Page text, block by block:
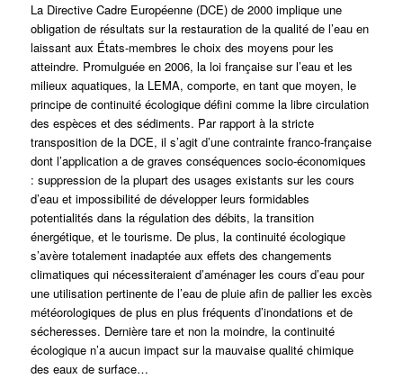
La Directive Cadre Européenne (DCE) de 2000 implique une
obligation de résultats sur la restauration de la qualité de l’eau en
laissant aux États-membres le choix des moyens pour les
atteindre. Promulguée en 2006, la loi française sur l’eau et les
milieux aquatiques, la LEMA, comporte, en tant que moyen, le
principe de continuité écologique défini comme la libre circulation
des espèces et des sédiments. Par rapport à la stricte
transposition de la DCE, il s’agit d’une contrainte franco-française
dont l’application a de graves conséquences socio-économiques
: suppression de la plupart des usages existants sur les cours
d’eau et impossibilité de développer leurs formidables
potentialités dans la régulation des débits, la transition
énergétique, et le tourisme. De plus, la continuité écologique
s’avère totalement inadaptée aux effets des changements
climatiques qui nécessiteraient d’aménager les cours d’eau pour
une utilisation pertinente de l’eau de pluie afin de pallier les excès
météorologiques de plus en plus fréquents d’inondations et de
sécheresses. Dernière tare et non la moindre, la continuité
écologique n’a aucun impact sur la mauvaise qualité chimique
des eaux de surface…